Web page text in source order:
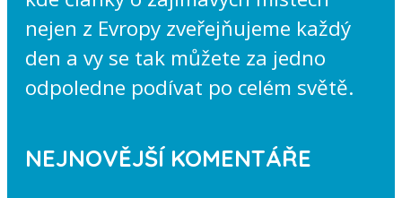
nejen z Evropy zveřejňujeme každý
den a vy se tak můžete za jedno
odpoledne podívat po celém světě.
NEJNOVĚJŠÍ KOMENTÁŘE